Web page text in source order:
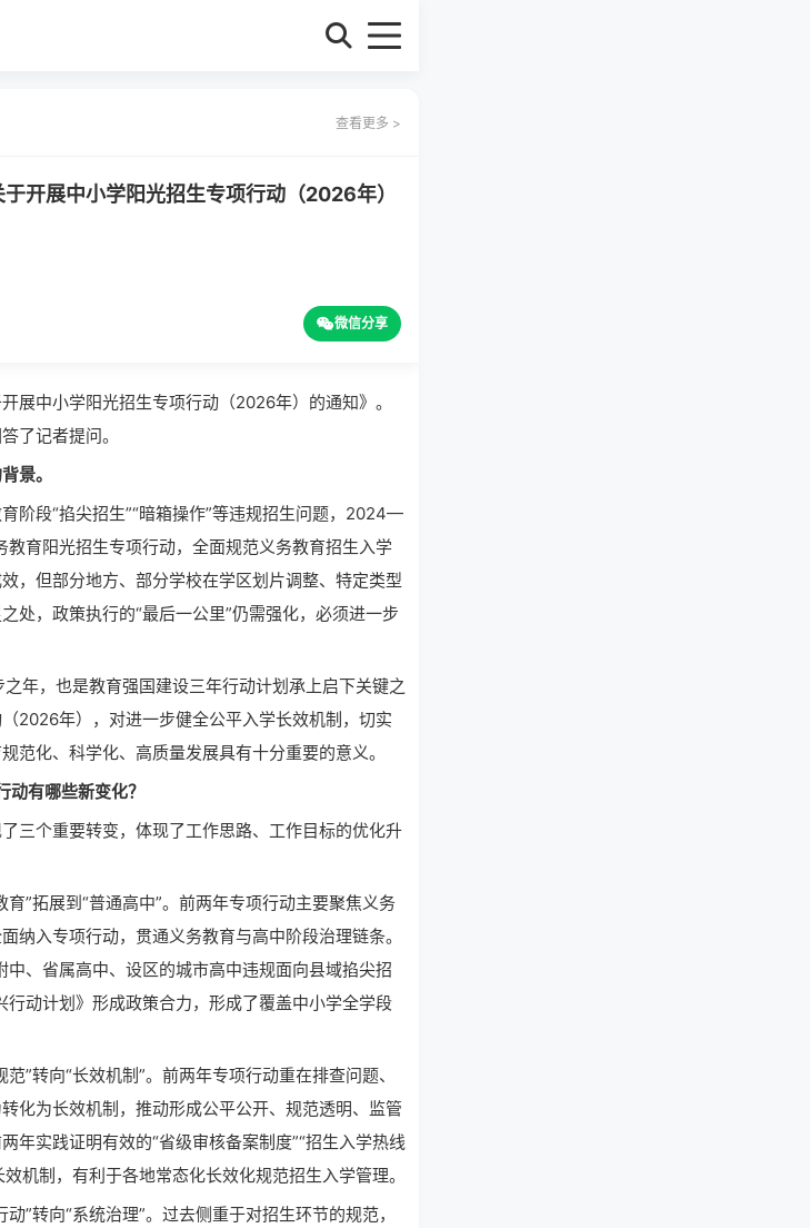
查看更多 >
开展中小学阳光招生专项行动（2026年）
微信分享
中小学阳光招生专项行动（2026年）的通知》。
了记者提问。
景。
段“掐尖招生”“暗箱操作”等违规招生问题，2024—
育阳光招生专项行动，全面规范义务教育招生入学
，但部分地方、部分学校在学区划片调整、特定类型
处，政策执行的“最后一公里”仍需强化，必须进一步
，也是教育强国建设三年行动计划承上启下关键之
2026年），对进一步健全公平入学长效机制，切实
范化、科学化、高质量发展具有十分重要的意义。
有哪些新变化？
个重要转变，体现了工作思路、工作目标的优化升
”拓展到“普通高中”。前两年专项行动主要聚焦义务
纳入专项行动，贯通义务教育与高中阶段治理链条。
、省属高中、设区的城市高中违规面向县域掐尖招
行动计划》形成政策合力，形成了覆盖中小学全学段
转向“长效机制”。前两年专项行动重在排查问题、
化为长效机制，推动形成公平公开、规范透明、监管
年实践证明有效的“省级审核备案制度”“招生入学热线
机制，有利于各地常态化长效化规范招生入学管理。
转向“系统治理”。过去侧重于对招生环节的规范，